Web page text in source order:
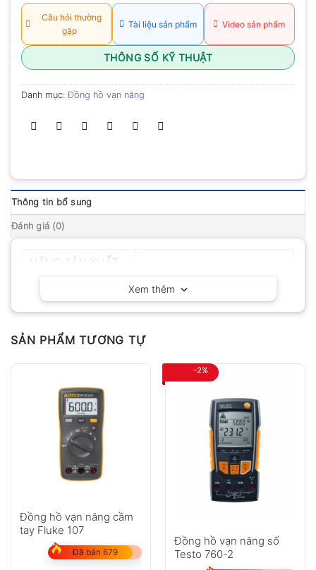
Câu hỏi thường
gặp
Tài liệu sản phẩm Video sản phẩm
THÔNG SỐ KỸ THUẬT
Danh mục:Đồng hồ vạn năng
Thông tin bổ sung
Đánh giá (0)
Xem thêm
SẢN PHẨM TƯƠNG TỰ
Đồng hồ vạn năng cầm
tay Fluke 107
Đã bán 679
-2%
Đồng hồ vạn năng số
Testo 760-2